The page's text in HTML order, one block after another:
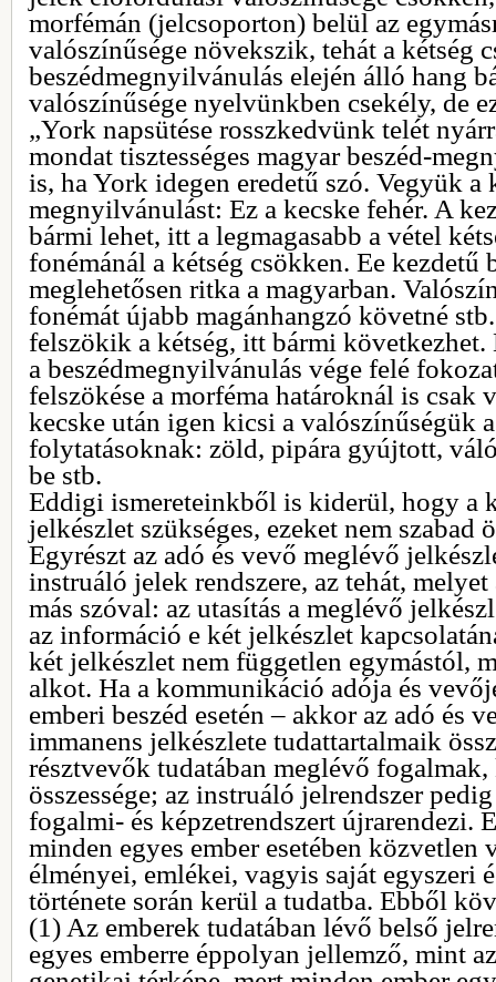
morfémán (jelcsoporton) belül az
valószínűsége növekszik, tehát a kétség
beszédmegnyilvánulás elején álló hang
valószínűsége nyelvünkben csekély, de
„York napsütése rosszkedvünk telét
mondat tisztességes magyar beszéd-
is, ha York idegen eredetű szó. Vegyük a
megnyilvánulást: Ez a kecske fehér. A
bármi lehet, itt a legmagasabb a vétel
fonémánál a kétség csökken. Ee kezdetű
meglehetősen ritka a magyarban.
fonémát újabb magánhangzó követné
felszökik a kétség, itt bármi
a beszédmegnyilvánulás vége felé
felszökése a morféma határoknál is csak
kecske után igen kicsi a valószínűségük
folytatásoknak: zöld, pipára gyújtott,
be stb.
Eddigi ismereteinkből is kiderül, hogy a
jelkészlet szükséges, ezeket nem szabad
Egyrészt az adó és vevő meglévő
instruáló jelek rendszere, az tehát,
más szóval: az utasítás a meglévő
az információ e két jelkészlet
két jelkészlet nem független egymástól,
alkot. Ha a kommunikáció adója és
emberi beszéd esetén – akkor az adó és
immanens jelkészlete tudattartalmaik
résztvevők tudatában meglévő
összessége; az instruáló jelrendszer
fogalmi- és képzetrendszert újrarendezi.
minden egyes ember esetében
élményei, emlékei, vagyis saját egyszeri
története során kerül a tudatba. Ebből
(1) Az emberek tudatában lévő belső
egyes emberre éppolyan jellemző, mint